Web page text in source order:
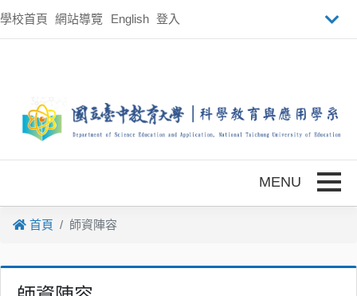
學校首頁 網站導覽 English 登入
首頁 師資陣容